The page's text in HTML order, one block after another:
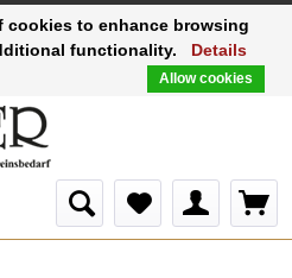
cookies to enhance browsing
functionality.
Details
Allow cookies